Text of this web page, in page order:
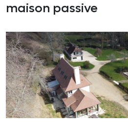
maison passive